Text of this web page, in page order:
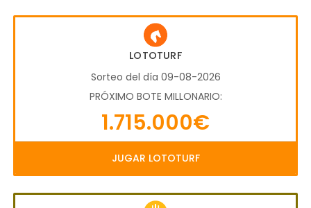
LOTOTURF
Sorteo del día 09-08-2026
PRÓXIMO BOTE MILLONARIO:
1.715.000€
JUGAR LOTOTURF